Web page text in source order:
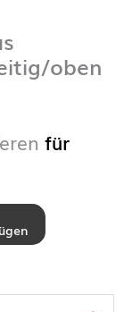
oben
für